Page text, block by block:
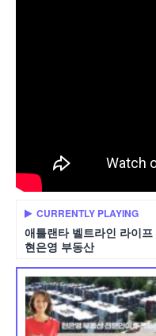
CURRENTLY PLAYING
애틀랜타 벨트라인 라이
현은영 부동산